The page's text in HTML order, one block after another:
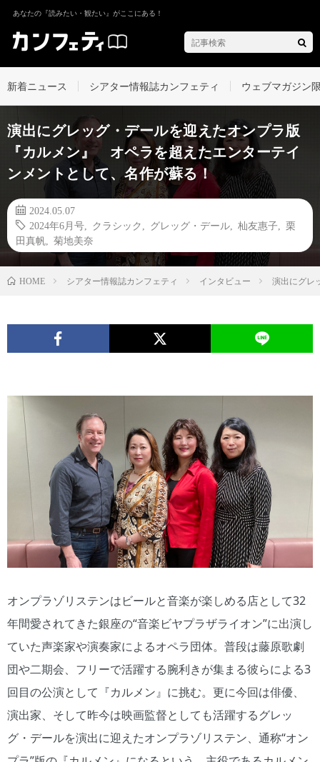
あなたの『読みたい・観たい』がここにある！
新着ニュース シアター情報誌カンフェティ ウェブマガジン
演出にグレッグ・デールを迎えたオンプラ版
『カルメン』 オペラを超えたエンターテイ
ンメントとして、名作が蘇る！
2024.05.07
2024年6月号
クラシック グレッグ・デール 杣友惠子
栗
田真帆
菊地美奈
HOME シアター情報誌カンフェティ インタビュー 演出にグレ
オンプラゾリステンはビールと音楽が楽しめる店として32
年間愛されてきた銀座の“音楽ビヤプラザライオン”に出演し
ていた声楽家や演奏家によるオペラ団体。普段は藤原歌劇
団や二期会、フリーで活躍する腕利きが集まる彼らによる3
回目の公演として『カルメン』に挑む。更に今回は俳優、
演出家、そして昨今は映画監督としても活躍するグレッ
グ・デールを演出に迎えたオンプラゾリステン、通称“オン